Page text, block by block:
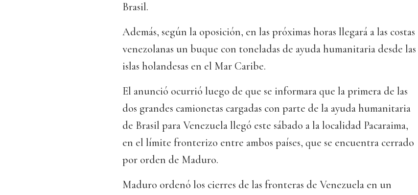
Brasil.
Además, según la oposición, en las próximas horas llegará a las costas
venezolanas un buque con toneladas de ayuda humanitaria desde las
islas holandesas en el Mar Caribe.
El anunció ocurrió luego de que se informara que la primera de las
dos grandes camionetas cargadas con parte de la ayuda humanitaria
de Brasil para Venezuela llegó este sábado a la localidad Pacaraima,
en el límite fronterizo entre ambos países, que se encuentra cerrado
por orden de Maduro.
Maduro ordenó los cierres de las fronteras de Venezuela en un